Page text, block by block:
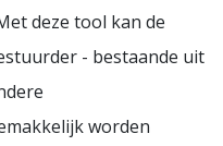
deze tool kan de
- bestaande uit
worden